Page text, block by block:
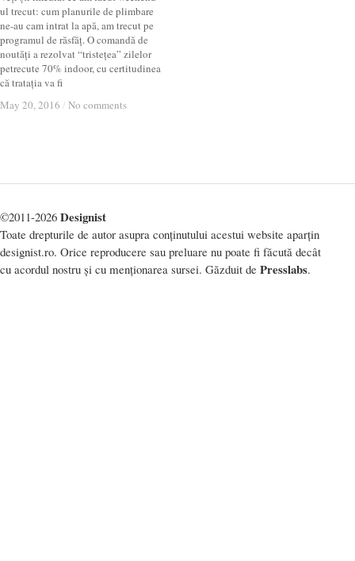
ul trecut: cum planurile de plimbare
ne-au cam intrat la apă, am trecut pe
programul de răsfăț. O comandă de
noutăți a rezolvat “tristețea” zilelor
petrecute 70% indoor, cu certitudinea
că tratația va fi
May 20, 2016 / No comments
May 20, 2016 / No comments
©2011-2026 Designist
Toate drepturile de autor asupra conținutului acestui website aparțin
designist.ro. Orice reproducere sau preluare nu poate fi făcută decât
cu acordul nostru și cu menționarea sursei. Găzduit de Presslabs.